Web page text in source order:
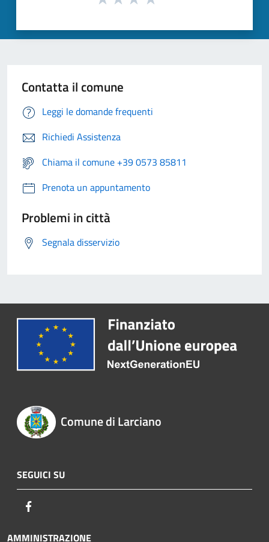
Contatta il comune
Leggi le domande frequenti
Richiedi Assistenza
Chiama il comune +39 0573 85811
Prenota un appuntamento
Problemi in città
Segnala disservizio
Comune di Larciano
SEGUICI SU
AMMINISTRAZIONE